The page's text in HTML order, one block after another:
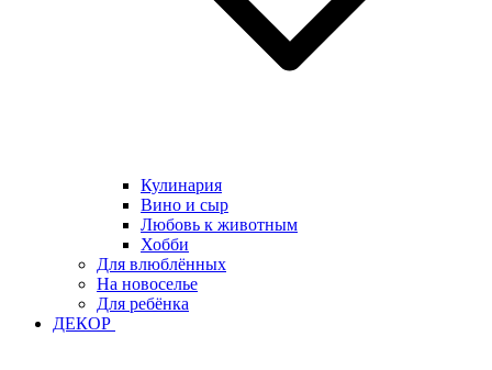
Кулинария
Вино и сыр
Любовь к животным
Хобби
Для влюблённых
На новоселье
Для ребёнка
ДЕКОР